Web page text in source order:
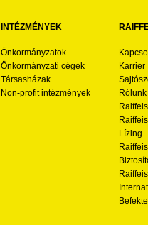
INTÉZMÉNYEK
Önkormányzatok
Önkormányzati cégek
Társasházak
Non-profit intézmények
Karrier
Rólunk
Lízing